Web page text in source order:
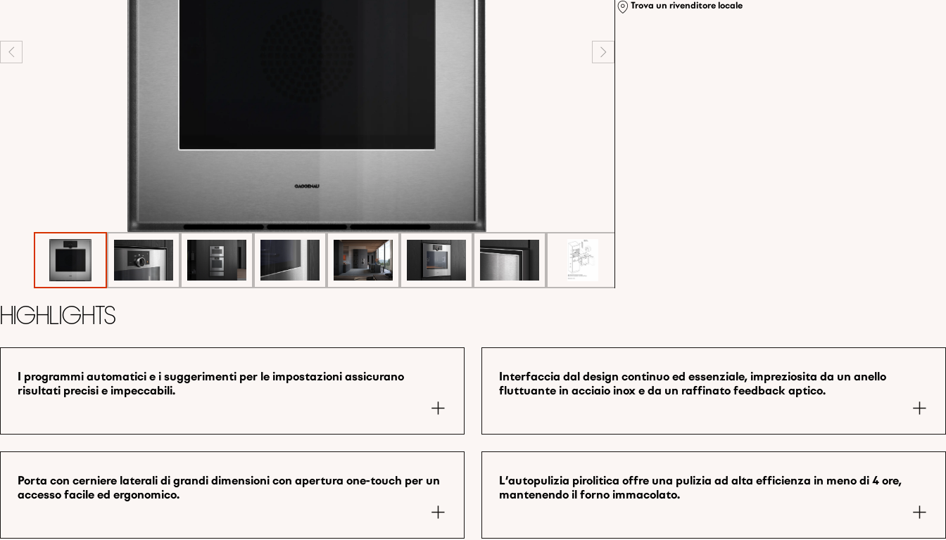
Trova un rivenditore locale
Highlights
I programmi automatici e i suggerimenti per le impostazioni assicurano
risultati precisi e impeccabili.
Interfaccia dal design continuo ed essenziale, impreziosita da un anello
fluttuante in acciaio inox e da un raffinato feedback aptico.
Porta con cerniere laterali di grandi dimensioni con apertura one-touch per un
accesso facile ed ergonomico.
L'autopulizia pirolitica offre una pulizia ad alta efficienza in meno di 4 ore,
mantenendo il forno immacolato.